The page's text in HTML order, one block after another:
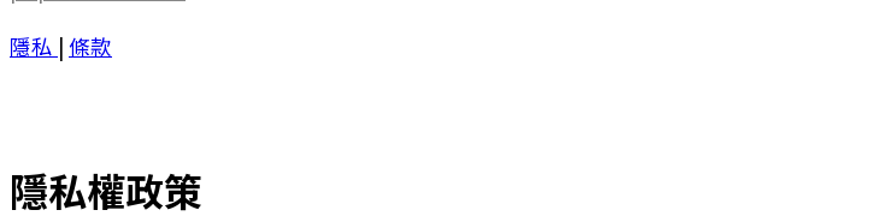
隱私 | 條款
隱私權政策